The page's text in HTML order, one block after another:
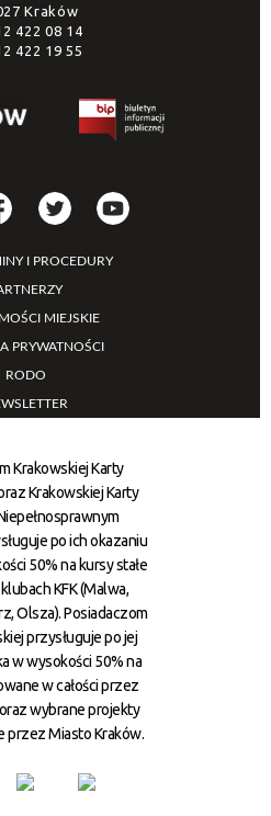
Kraków
422 08 14
422 19 55
I PROCEDURY
MIEJSKIE
PRYWATNOŚCI
RODO
Krakowskiej Karty
Krakowskiej Karty
po ich okazaniu
50% na kursy stałe
KFK (Malwa,
Olsza). Posiadaczom
przysługuje po jej
w wysokości 50% na
w całości przez
wybrane projekty
przez Miasto Kraków.